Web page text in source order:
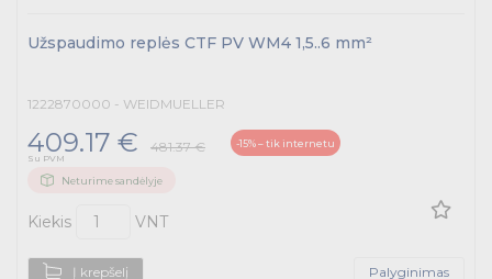
Užspaudimo replės CTF PV WM4 1,5..6 mm²
1222870000 - WEIDMUELLER
409.17 € 481.37 € -15% – tik internetu
Su PVM
Neturime sandėlyje
Kiekis VNT
Į krepšelį Palyginimas